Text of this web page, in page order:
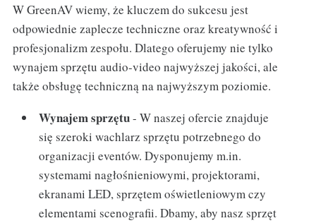
W GreenAV wiemy, że kluczem do sukcesu jest
odpowiednie zaplecze techniczne oraz kreatywność i
profesjonalizm zespołu. Dlatego oferujemy nie tylko
wynajem sprzętu audio-video najwyższej jakości, ale
także obsługę techniczną na najwyższym poziomie.
Wynajem sprzętu- W naszej ofercie znajduje
się szeroki wachlarz sprzętu potrzebnego do
organizacji eventów. Dysponujemy m.in.
systemami nagłośnieniowymi, projektorami,
ekranami LED, sprzętem oświetleniowym czy
elementami scenografii. Dbamy, aby nasz sprzęt